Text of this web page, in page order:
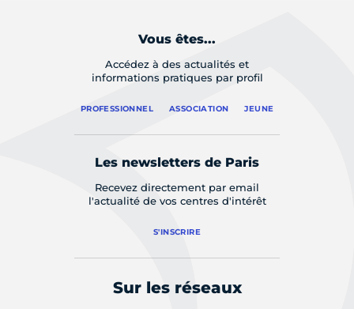
Vous êtes...
Accédez à des actualités et
informations pratiques par profil
PROFESSIONNEL ASSOCIATION JEUNE
Les newsletters de Paris
Recevez directement par email
l'actualité de vos centres d'intérêt
S'INSCRIRE
Sur les réseaux